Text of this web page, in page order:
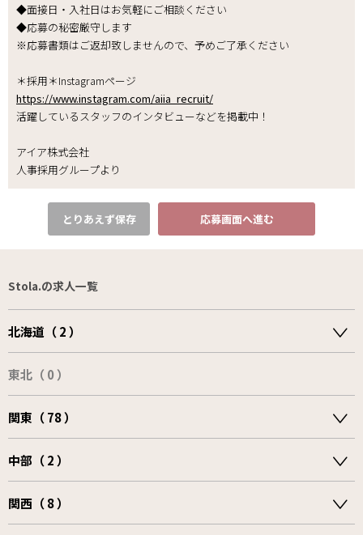
◆面接日・入社日はお気軽にご相談ください
◆応募の秘密厳守します
※応募書類はご返却致しませんので、予めご了承ください
＊採用＊Instagramページ
https://www.instagram.com/aiia_recruit/
活躍しているスタッフのインタビューなどを掲載中！
アイア株式会社
人事採用グループより
とりあえず保存 応募画面へ進む
Stola.の求人一覧
北海道（ 2 ）
東北（ 0 ）
関東（ 78 ）
中部（ 2 ）
関西（ 8 ）